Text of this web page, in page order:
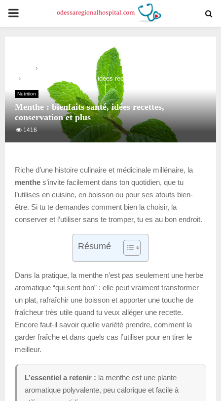
PRIMARY
Menthe : bienfaits santé, idées recettes, conservation et plus
Nutrition
Menthe : bienfaits santé, idées recettes,
conservation et plus
1416
Riche d’une histoire culinaire et médicinale millénaire, la
menthe s’invite facilement dans ton quotidien, que tu
l’utilises en cuisine, en boisson ou pour ses atouts bien-
être. Si tu te demandes comment bien la choisir, la
conserver et l’utiliser sans te tromper, tu es au bon endroit.
Résumé
Dans la pratique, la menthe n’est pas seulement une herbe
aromatique “qui sent bon” : elle peut vraiment transformer
un plat, rafraîchir une boisson et apporter une touche de
fraîcheur très utile quand tu veux alléger une recette.
Encore faut-il savoir quelle variété prendre, comment la
garder fraîche et dans quels cas l’utiliser pour en tirer le
meilleur.
L’essentiel a retenir : la menthe est une plante
aromatique polyvalente, peu calorique et facile à